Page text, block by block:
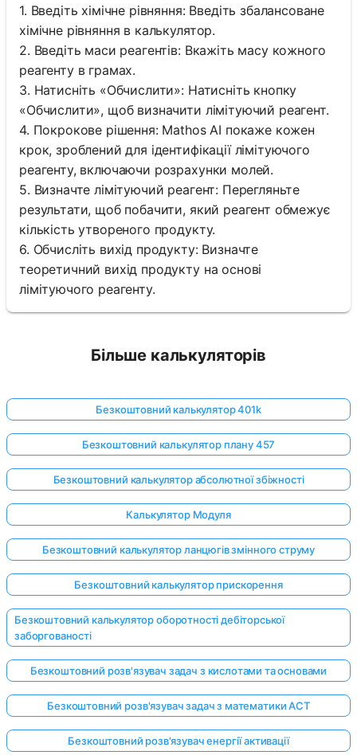
1. Введіть хімічне рівняння: Введіть збалансоване
хімічне рівняння в калькулятор.
2. Введіть маси реагентів: Вкажіть масу кожного
реагенту в грамах.
3. Натисніть «Обчислити»: Натисніть кнопку
«Обчислити», щоб визначити лімітуючий реагент.
4. Покрокове рішення: Mathos AI покаже кожен
крок, зроблений для ідентифікації лімітуючого
реагенту, включаючи розрахунки молей.
5. Визначте лімітуючий реагент: Перегляньте
результати, щоб побачити, який реагент обмежує
кількість утвореного продукту.
6. Обчисліть вихід продукту: Визначте
теоретичний вихід продукту на основі
лімітуючого реагенту.
Більше калькуляторів
Безкоштовний калькулятор 401k
Безкоштовний калькулятор плану 457
Безкоштовний калькулятор абсолютної збіжності
Калькулятор Модуля
Безкоштовний калькулятор ланцюгів змінного струму
Безкоштовний калькулятор прискорення
Безкоштовний калькулятор оборотності дебіторської
заборгованості
Безкоштовний розв'язувач задач з кислотами та основами
Безкоштовний розв'язувач задач з математики ACT
Безкоштовний розв'язувач енергії активації